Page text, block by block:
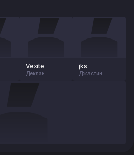
Vexite
Деклан
jks
Джастин